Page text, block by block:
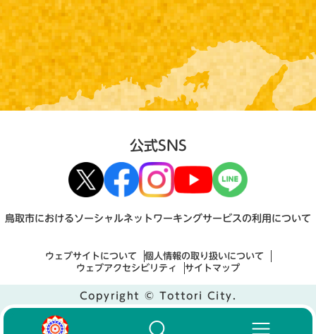
公式SNS
鳥取市におけるソーシャルネットワーキングサービスの利用について
ウェブサイトについて
個人情報の取り扱いについて
ウェブアクセシビリティ
サイトマップ
Copyright © Tottori City.